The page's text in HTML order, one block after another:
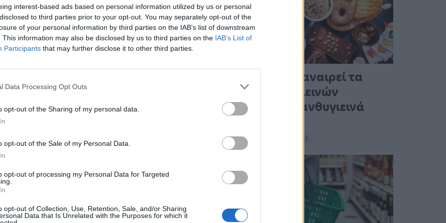
interest-based ads based on personal information utilized by us or personal
to third parties prior to your opt-out. You may separately opt-out of the
of your personal information by third parties on the IAB’s list of downstream
This information may also be disclosed by us to third parties on the IAB’s List of
Participants that may further disclose it to other third parties.
Data Processing Opt Outs
opt-out of the Sharing of my personal data.
opt-out of the Sale of my Personal Data.
opt-out of processing my Personal Data for Targeted
opt-out of Collection, Use, Retention, Sale, and/or Sharing
Data that Is Unrelated with the Purposes for which it
κάτοικος Πειραιά ως το 2024, καθώς όπως
υπήρξε συμφωνία του Ολυμπιακού
τους -που έληγε το 2022- κατά δύο
και αύξηση στις αποδοχές του.
Ένας στους 4 αναιρεί τα
οφέλη των υγιεινών
γευμάτων με ανθυγιεινά
18:11 - 15 Σεπτεμβρίου 2023